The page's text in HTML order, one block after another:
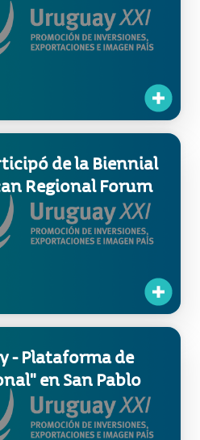
de la Biennial
Regional Forum
- Plataforma de
en San Pablo